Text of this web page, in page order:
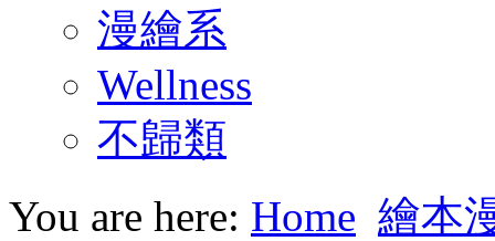
漫繪系
Wellness
不歸類
You are here: Home 繪本